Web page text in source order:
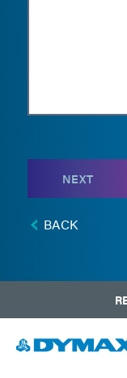
NEXT
BACK